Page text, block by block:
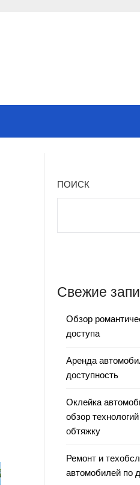
ПОИСК
Свежие
Обзор
доступа
Аренда
доступность
Оклейка
обзор
обтяжку
Ремонт и
автомобилей по